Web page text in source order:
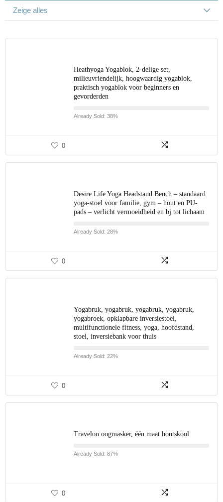
Zeige alles
Heathyoga Yogablok, 2-delige set,
milieuvriendelijk, hoogwaardig yogablok,
praktisch yogablok voor beginners en
gevorderden
Already Sold: 38%
0
Desire Life Yoga Headstand Bench – standaard
yoga-stoel voor familie, gym – hout en PU-
pads – verlicht vermoeidheid en bj tot lichaam
Already Sold: 28%
0
Yogabruk, yogabruk, yogabruk, yogabruk,
yogabroek, opklapbare inversiestoel,
multifunctionele fitness, yoga, hoofdstand,
stoel, inversiebank voor thuis
Already Sold: 22%
0
Travelon oogmasker, één maat houtskool
Already Sold: 87%
0